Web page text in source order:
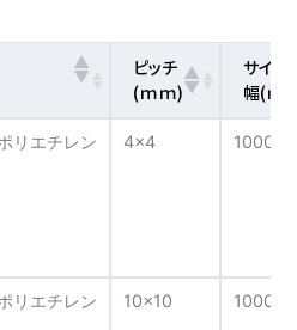
ピッチ
(ｍｍ)
サイズ
幅(ｍ
リエチレン 4×4
リエチレン 10×10